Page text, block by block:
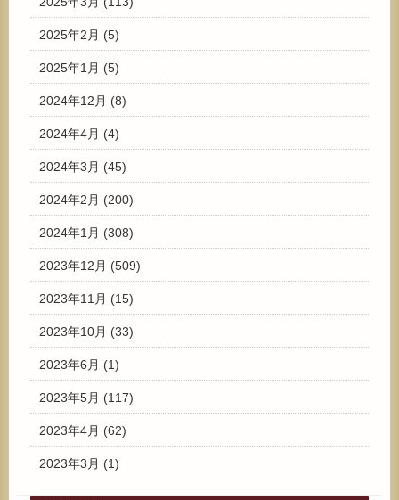
2025年2月 (5)
2025年1月 (5)
2024年12月 (8)
2024年4月 (4)
2024年3月 (45)
2024年2月 (200)
2024年1月 (308)
2023年12月 (509)
2023年11月 (15)
2023年10月 (33)
2023年6月 (1)
2023年5月 (117)
2023年4月 (62)
2023年3月 (1)